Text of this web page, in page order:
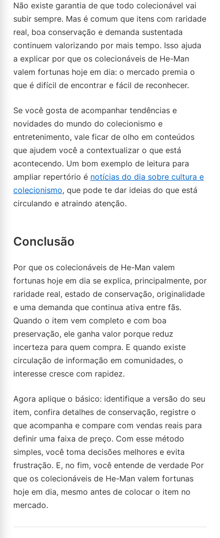
Não existe garantia de que todo colecionável vai
subir sempre. Mas é comum que itens com raridade
real, boa conservação e demanda sustentada
continuem valorizando por mais tempo. Isso ajuda
a explicar por que os colecionáveis de He-Man
valem fortunas hoje em dia: o mercado premia o
que é difícil de encontrar e fácil de reconhecer.
Se você gosta de acompanhar tendências e
novidades do mundo do colecionismo e
entretenimento, vale ficar de olho em conteúdos
que ajudem você a contextualizar o que está
acontecendo. Um bom exemplo de leitura para
ampliar repertório é notícias do dia sobre cultura e
colecionismo, que pode te dar ideias do que está
circulando e atraindo atenção.
Conclusão
Por que os colecionáveis de He-Man valem
fortunas hoje em dia se explica, principalmente, por
raridade real, estado de conservação, originalidade
e uma demanda que continua ativa entre fãs.
Quando o item vem completo e com boa
preservação, ele ganha valor porque reduz
incerteza para quem compra. E quando existe
circulação de informação em comunidades, o
interesse cresce com rapidez.
Agora aplique o básico: identifique a versão do seu
item, confira detalhes de conservação, registre o
que acompanha e compare com vendas reais para
definir uma faixa de preço. Com esse método
simples, você toma decisões melhores e evita
frustração. E, no fim, você entende de verdade Por
que os colecionáveis de He-Man valem fortunas
hoje em dia, mesmo antes de colocar o item no
mercado.